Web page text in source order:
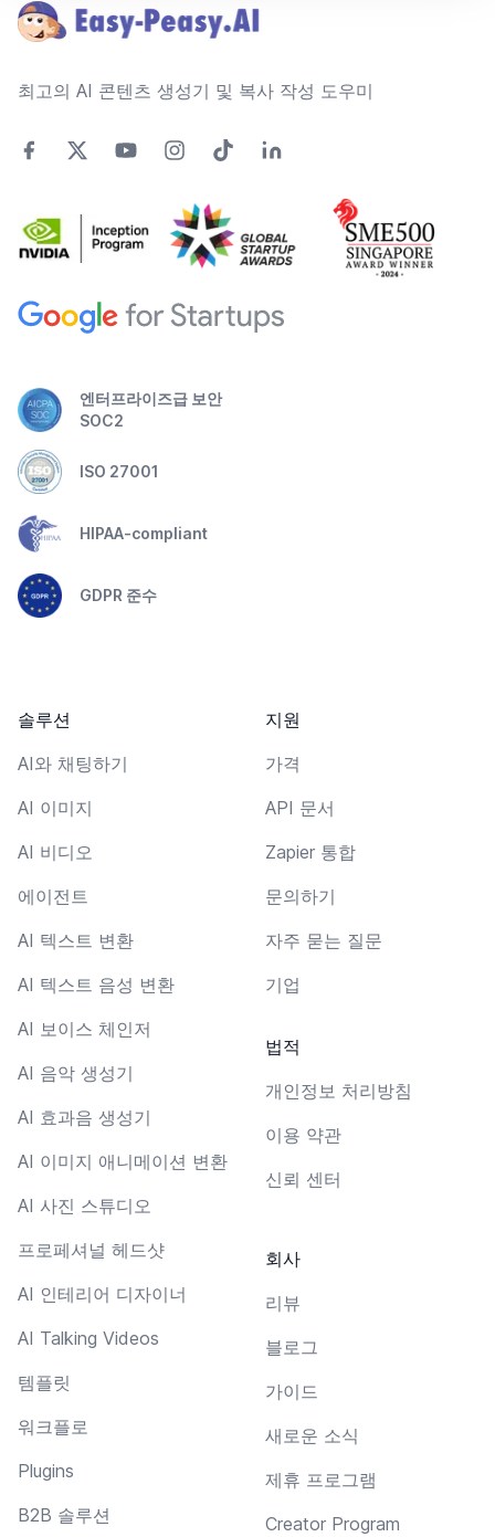
최고의 AI 콘텐츠 생성기 및 복사 작성 도우미
엔터프라이즈급 보안
SOC2
ISO 27001
HIPAA-compliant
GDPR 준수
솔루션
AI와 채팅하기
AI 이미지
AI 비디오
에이전트
AI 텍스트 변환
AI 텍스트 음성 변환
AI 보이스 체인저
AI 음악 생성기
AI 효과음 생성기
AI 이미지 애니메이션 변환
AI 사진 스튜디오
프로페셔널 헤드샷
AI 인테리어 디자이너
AI Talking Videos
템플릿
워크플로
Plugins
B2B 솔루션
지원
가격
API 문서
Zapier 통합
문의하기
자주 묻는 질문
기업
법적
개인정보 처리방침
이용 약관
신뢰 센터
회사
리뷰
블로그
가이드
새로운 소식
제휴 프로그램
Creator Program